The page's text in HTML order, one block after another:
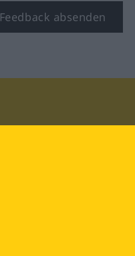
Feedback absenden